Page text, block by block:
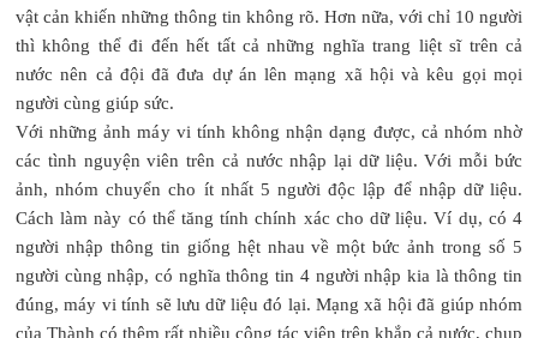
vật cản khiến những thông tin không rõ. Hơn nữa, với chỉ 10 người
thì không thể đi đến hết tất cả những nghĩa trang liệt sĩ trên cả
nước nên cả đội đã đưa dự án lên mạng xã hội và kêu gọi mọi
người cùng giúp sức.
Với những ảnh máy vi tính không nhận dạng được, cả nhóm nhờ
các tình nguyện viên trên cả nước nhập lại dữ liệu. Với mỗi bức
ảnh, nhóm chuyển cho ít nhất 5 người độc lập để nhập dữ liệu.
Cách làm này có thể tăng tính chính xác cho dữ liệu. Ví dụ, có 4
người nhập thông tin giống hệt nhau về một bức ảnh trong số 5
người cùng nhập, có nghĩa thông tin 4 người nhập kia là thông tin
đúng, máy vi tính sẽ lưu dữ liệu đó lại. Mạng xã hội đã giúp nhóm
của Thành có thêm rất nhiều cộng tác viên trên khắp cả nước, chụp